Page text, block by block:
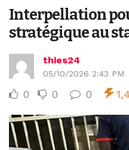
Interpellation
stratégique au
thies24
05/10/2026 2:43 PM
0 0 0